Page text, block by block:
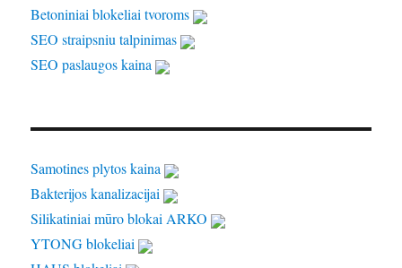
Betoniniai blokeliai tvoroms
SEO straipsniu talpinimas
SEO paslaugos kaina
Samotines plytos kaina
Bakterijos kanalizacijai
Silikatiniai mūro blokai ARKO
YTONG blokeliai